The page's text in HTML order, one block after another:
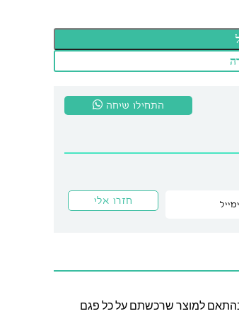
התחילו שיחה
אחריות בין 12 – 36 חודשים בהתאם למוצר שרכשתם על כל פגם